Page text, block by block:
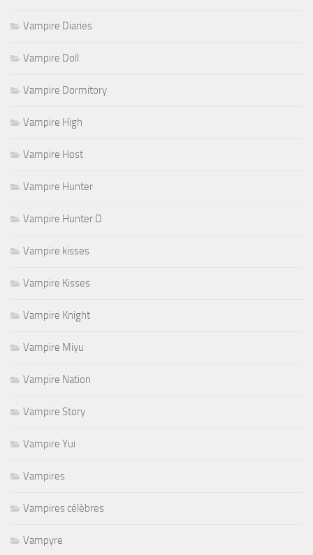
Vampire Diaries
Vampire Doll
Vampire Dormitory
Vampire High
Vampire Host
Vampire Hunter
Vampire Hunter D
Vampire kisses
Vampire Kisses
Vampire Knight
Vampire Miyu
Vampire Nation
Vampire Story
Vampire Yui
Vampires
Vampires célèbres
Vampyre